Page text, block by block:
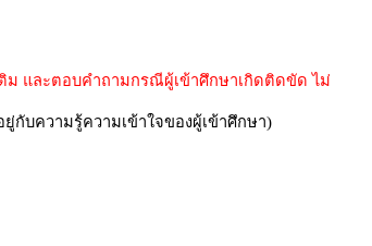
ม และตอบคำถามกรณีผู้เข้าศึกษาเกิดติดขัด ไม่
กับความรู้ความเข้าใจของผู้เข้าศึกษา)